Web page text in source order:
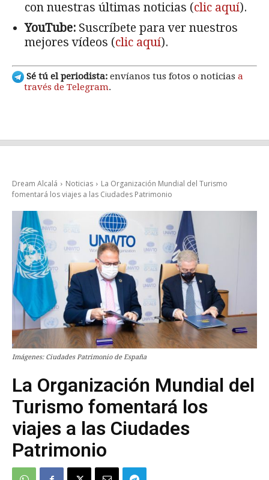
con nuestras últimas noticias (clic aquí).
YouTube: Suscríbete para ver nuestros
mejores vídeos (clic aquí).
Sé tú el periodista: envíanos tus fotos o noticias a
través de Telegram.